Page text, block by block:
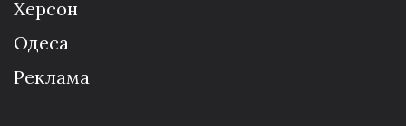
Херсон
Одеса
Реклама